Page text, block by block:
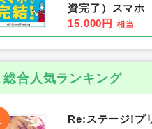
資完了）スマホ
15,000円 相当
総合人気ランキング
Re:ステージ!プ